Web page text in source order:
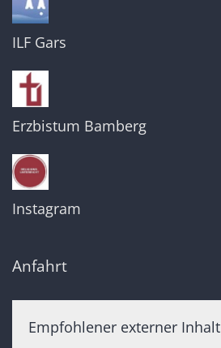
ILF Gars
Erzbistum Bamberg
Instagram
Anfahrt
Empfohlener externer Inhalt